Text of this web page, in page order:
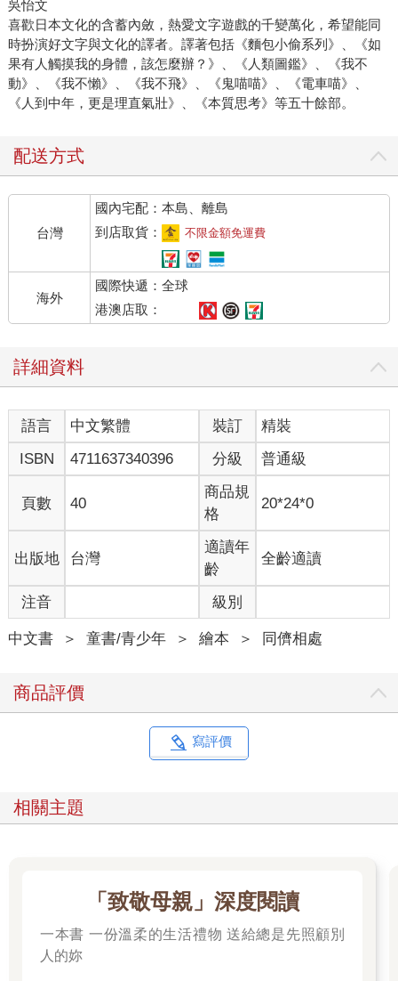
吳怡文
喜歡日本文化的含蓄內斂，熱愛文字遊戲的千變萬化，希望能同
時扮演好文字與文化的譯者。譯著包括《麵包小偷系列》、《如
果有人觸摸我的身體，該怎麼辦？》、《人類圖鑑》、《我不
動》、《我不懶》、《我不飛》、《鬼喵喵》、《電車喵》、
《人到中年，更是理直氣壯》、《本質思考》等五十餘部。
配送方式
台灣
國內宅配：本島、離島
到店取貨：
不限金額免運費
海外
國際快遞：全球
港澳店取：
詳細資料
語言 中文繁體 裝訂
精裝
ISBN
4711637340396 分級 普通級
頁數 40
商品規
格
20*24*0
出版地 台灣
適讀年
齡
全齡適讀
注音 級別
中文書 ＞ 童書/青少年 ＞ 繪本 ＞ 同儕相處
商品評價
寫評價
相關主題
「致敬母親」深度閱讀
一本書 一份溫柔的生活禮物 送給總是先照顧別
人的妳